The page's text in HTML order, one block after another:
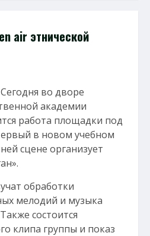
air этнической
Сегодня во дворе
академии
работа площадки под
в новом учебном
сцене организует
обработки
мелодий и музыка
состоится
клипа группы и показ